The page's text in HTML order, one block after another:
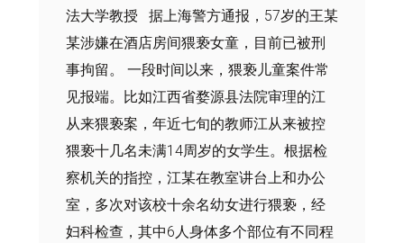
法大学教授 据上海警方通报，57岁的王某
某涉嫌在酒店房间猥亵女童，目前已被刑
事拘留。 一段时间以来，猥亵儿童案件常
见报端。比如江西省婺源县法院审理的江
从来猥亵案，年近七旬的教师江从来被控
猥亵十几名未满14周岁的女学生。根据检
察机关的指控，江某在教室讲台上和办公
室，多次对该校十余名幼女进行猥亵，经
妇科检查，其中6人身体多个部位有不同程